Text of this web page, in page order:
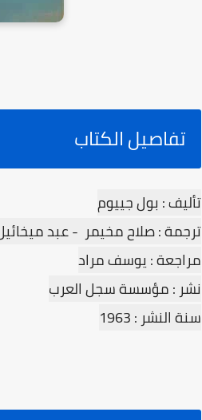
تفاصيل الكتاب
تأليف : بول جييوم
ترجمة : صلاح مخيمر - عبد
مراجعة : يوسف مراد
نشر : مؤسسة سجل العرب
سنة النشر : 1963